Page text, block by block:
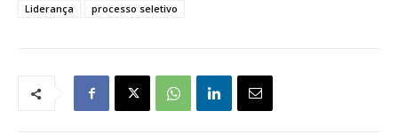
Liderança
processo seletivo